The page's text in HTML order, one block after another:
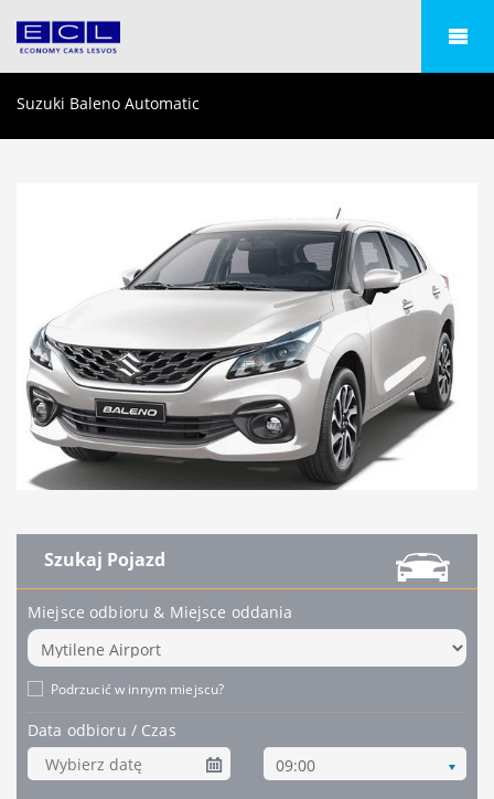
Suzuki Baleno Automatic
Szukaj Pojazd
Miejsce odbioru & Miejsce oddania
Podrzucić w innym miejscu?
Data odbioru / Czas
09:00